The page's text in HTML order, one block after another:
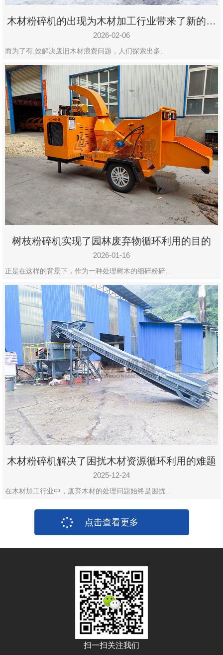
木材粉碎机的出现为木材加工行业带来了新的变
化
2026-02-06
而为了有,效解决废旧木材浪费问题，人们探索出多…
树枝粉碎机实现了园林废弃物循环利用的目的
2026-01-16
正是在这样的背景下，作为一种处理树木的细碎粉碎…
木材粉碎机解决了困扰木材资源循环利用的难题
2025-12-24
在木材加工行业中，废弃木材的处理问题始终是困扰…
点击查看更多
扫一扫关注我们